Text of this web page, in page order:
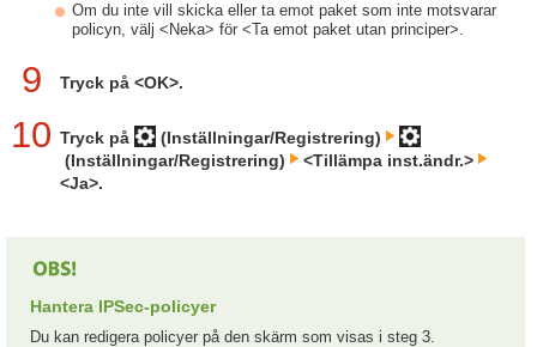
Om du inte vill skicka eller ta emot paket som inte motsvarar
policyn, välj <Neka> för <Ta emot paket utan principer>.
9 Tryck på <OK>.
10 Tryck på
(Inställningar/Registrering)
(Inställningar/Registrering)
<Tillämpa inst.ändr.>
<Ja>.
Hantera IPSec-policyer
Du kan redigera policyer på den skärm som visas i steg 3.